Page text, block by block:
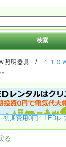
照明器具 /
１１０
初期費用0円！LEDレ
る